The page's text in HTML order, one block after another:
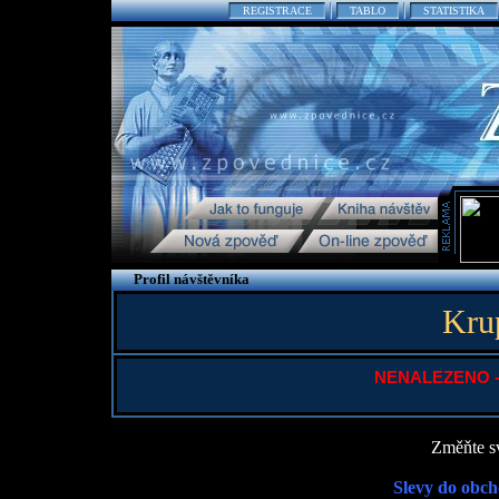
REGISTRACE TABLO STATISTIKA
Profil návštěvníka
NENALEZENO
Změňte
Slevy do